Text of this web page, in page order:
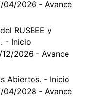
04/2026 - Avance
RUSBEE y
- Inicio
2026 - Avance
Abiertos. - Inicio
04/2028 - Avance